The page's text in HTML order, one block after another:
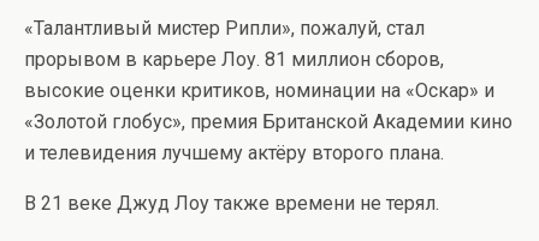
«Талантливый мистер Рипли», пожалуй, стал
прорывом в карьере Лоу. 81 миллион сборов,
высокие оценки критиков, номинации на «Оскар» и
«Золотой глобус», премия Британской Академии кино
и телевидения лучшему актёру второго плана.
В 21 веке Джуд Лоу также времени не терял.